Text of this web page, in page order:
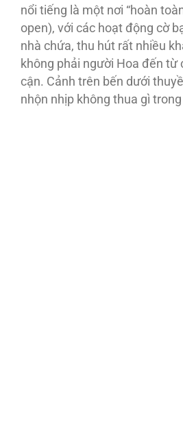
nổi tiếng là một nơi “hoàn
open), với các hoạt động cờ
nhà chứa, thu hút rất nhiều
không phải người Hoa đến từ
cận. Cảnh trên bến dưới
nhộn nhịp không thua gì